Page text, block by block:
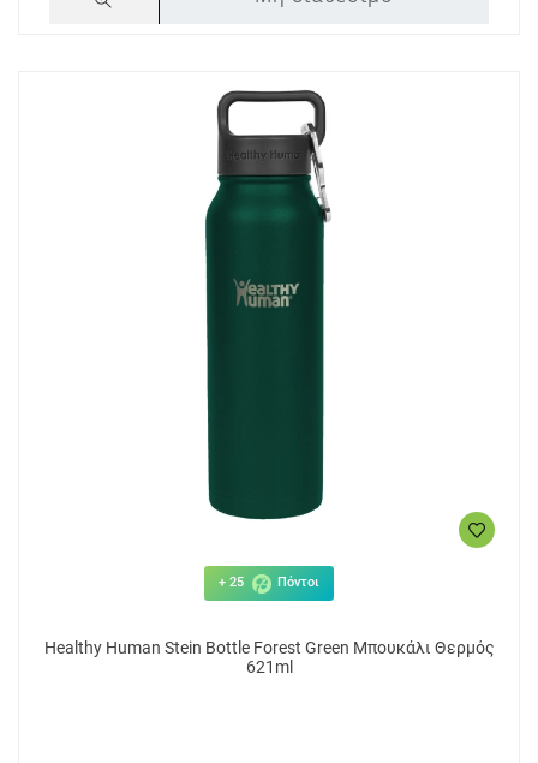
+ 25 Πόντοι
Healthy Human Stein Bottle Forest Green Μπουκάλι Θερμός
621ml